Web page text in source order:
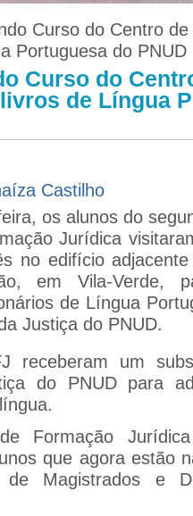
Curso do Centro
Portuguesa do PNUD
Curso do
de Língua
Castilho
os alunos do
Jurídica
no edifício
em Vila-Verde,
de Língua
Justiça do PNUD.
receberam um
do PNUD para
Formação
que agora estão
Magistrados e